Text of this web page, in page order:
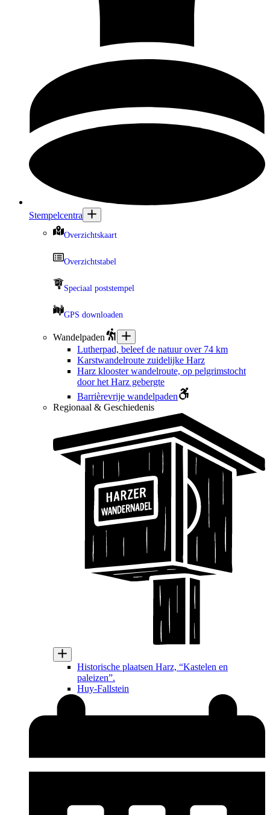
Stempelcentra
Overzichtskaart
Overzichtstabel
Speciaal poststempel
GPS downloaden
Wandelpaden
Lutherpad, beleef de natuur over 74 km
Karstwandelroute zuidelijke Harz
Harz klooster wandelroute, op pelgrimstocht
door het Harz gebergte
Barrièrevrije wandelpaden
Regionaal & Geschiedenis
Historische plaatsen Harz, “Kastelen en
paleizen”.
Huy-Fallstein